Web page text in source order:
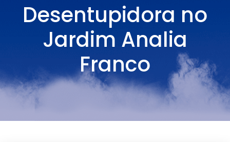
Desentupidora no
Jardim Analia
Franco